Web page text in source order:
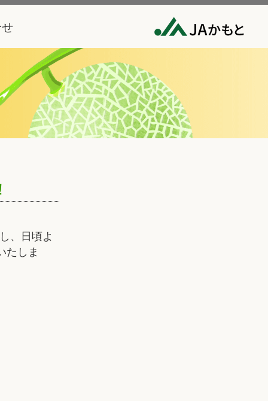
、日頃よ
たしま